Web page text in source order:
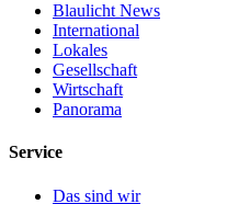
Blaulicht News
International
Lokales
Gesellschaft
Wirtschaft
Panorama
Service
Das sind wir